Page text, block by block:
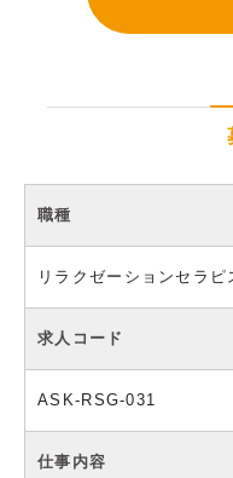
職種
リラクゼーションセラピ
求人コード
ASK-RSG-031
仕事内容